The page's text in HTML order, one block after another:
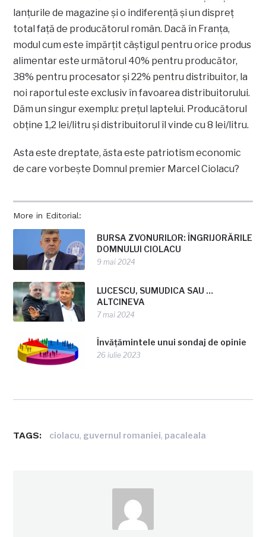
More in Editorial:
BURSA ZVONURILOR: ÎNGRIJORĂRILE
DOMNULUI CIOLACU
9 mai 2024
LUCESCU, SUMUDICA SAU …
ALTCINEVA
7 mai 2024
Învățămintele unui sondaj de opinie
26 iulie 2023
lanțurile de magazine și o indiferență și un dispreț
total față de producătorul român. Dacă în Franța,
modul cum este împărțit câștigul pentru orice produs
alimentar este următorul 40% pentru producător,
38% pentru procesator și 22% pentru distribuitor, la
noi raportul este exclusiv în favoarea distribuitorului.
Dăm un singur exemplu: prețul laptelui. Producătorul
obține 1,2 lei/litru și distribuitorul îl vinde cu 8 lei/litru.
Asta este dreptate, ăsta este patriotism economic
de care vorbește Domnul premier Marcel Ciolacu?
TAGS: ciolacu, guvernul romaniei, pacaleala